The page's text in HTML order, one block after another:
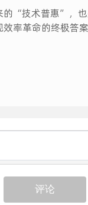
“人、货、场”真
的“技术普惠”，
率革命的终极答案
评论